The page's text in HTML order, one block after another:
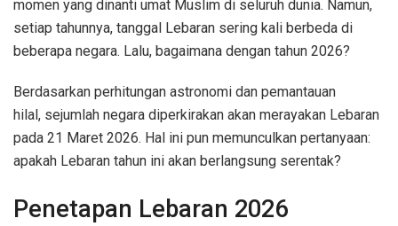
momen yang dinanti umat Muslim di seluruh dunia. Namun,
setiap tahunnya, tanggal Lebaran sering kali berbeda di
beberapa negara. Lalu, bagaimana dengan tahun 2026?
Berdasarkan perhitungan astronomi dan pemantauan
hilal, sejumlah negara diperkirakan akan merayakan Lebaran
pada 21 Maret 2026. Hal ini pun memunculkan pertanyaan:
apakah Lebaran tahun ini akan berlangsung serentak?
Penetapan Lebaran 2026